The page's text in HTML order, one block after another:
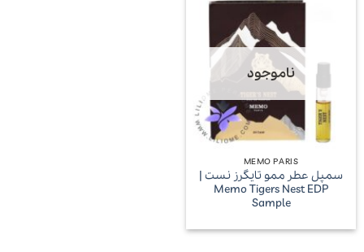
ناموجود
MEMO PARIS
سمپل عطر ممو تایگرز نست |
Memo Tigers Nest EDP
Sample